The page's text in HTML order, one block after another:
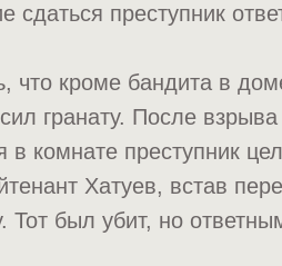
сдаться преступник
что кроме бандита в
гранату. После
комнате преступник
Хатуев, встав
Тот был убит, но